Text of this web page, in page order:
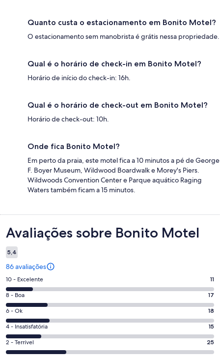
Quanto custa o estacionamento em Bonito Motel?
O estacionamento sem manobrista é grátis nessa propriedade.
Qual é o horário de check-in em Bonito Motel?
Horário de início do check-in: 16h.
Qual é o horário de check-out em Bonito Motel?
Horário de check-out: 10h.
Onde fica Bonito Motel?
Em perto da praia, este motel fica a 10 minutos a pé de George
F. Boyer Museum, Wildwood Boardwalk e Morey's Piers.
Wildwoods Convention Center e Parque aquático Raging
Waters também ficam a 15 minutos.
Avaliações
Avaliações sobre Bonito Motel
5,4
86 avaliações
Nota
10
-
Excelente.
11
de
86
avaliações
10 - Excelente 11
Nota
8
-
Boa.
17
de
8 - Boa 17
Nota
6
-
Ok.
18
6 - Ok 18
Nota
4
-
4 - Insatisfatória 15
Nota
2
2 - Terrível 25